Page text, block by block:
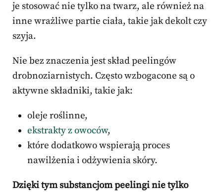
je stosować nie tylko na twarz, ale również na
inne wrażliwe partie ciała, takie jak dekolt czy
szyja.
Nie bez znaczenia jest skład peelingów
drobnoziarnistych. Często wzbogacone są o
aktywne składniki, takie jak:
oleje roślinne,
ekstrakty z owoców,
które dodatkowo wspierają proces
nawilżenia i odżywienia skóry.
Dzięki tym substancjom peelingi nie tylko